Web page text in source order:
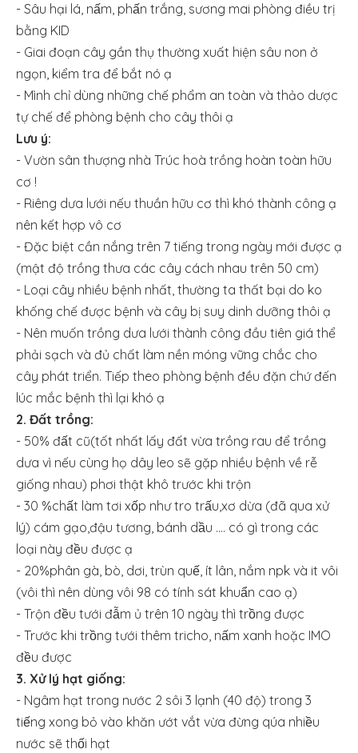
- Sâu hại lá, nấm, phấn trắng, sương mai phòng điều trị
bằng KID
- Giai đoạn cây gần thụ thường xuất hiện sâu non ở
ngọn, kiểm tra để bắt nó ạ
- Mình chỉ dùng những chế phẩm an toàn và thảo dược
tự chế để phòng bệnh cho cây thôi ạ
Lưu ý:
- Vườn sân thượng nhà Trúc hoà trồng hoàn toàn hữu
cơ !
- Riêng dưa lưới nếu thuần hữu cơ thì khó thành công ạ
nên kết hợp vô cơ
- Đặc biệt cần nắng trên 7 tiếng trong ngày mới được ạ
(mật độ trồng thưa các cây cách nhau trên 50 cm)
- Loại cây nhiều bệnh nhất, thường ta thất bại do ko
khống chế được bệnh và cây bị suy dinh dưỡng thôi ạ
- Nên muốn trồng dưa lưới thành công đầu tiên giá thể
phải sạch và đủ chất làm nền móng vững chắc cho
cây phát triển. Tiếp theo phòng bệnh đều đặn chứ đến
lúc mắc bệnh thì lại khó ạ
2. Đất trồng:
- 50% đất cũ(tốt nhất lấy đất vừa trồng rau để trồng
dưa vì nếu cùng họ dây leo sẽ gặp nhiều bệnh về rễ
giống nhau) phơi thật khô trước khi trộn
- 30 %chất làm tơi xốp như tro trấu,xơ dừa (đã qua xử
lý) cám gạo,đậu tương, bánh dầu .... có gì trong các
loại này đều được ạ
- 20%phân gà, bò, dơi, trùn quế, ít lân, nắm npk và it vôi
(vôi thì nên dùng vôi 98 có tính sát khuẩn cao ạ)
- Trộn đều tưới đẫm ủ trên 10 ngày thì trồng được
- Trước khi trồng tưới thêm tricho, nấm xanh hoặc IMO
đều được
3. Xử lý hạt giống:
- Ngâm hạt trong nước 2 sôi 3 lạnh (40 độ) trong 3
tiếng xong bỏ vào khăn ướt vắt vừa đừng qúa nhiều
nước sẽ thối hạt